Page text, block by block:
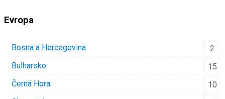
Evropa
Bosna a Hercegovina
2
Bulharsko
15
Černá Hora
10